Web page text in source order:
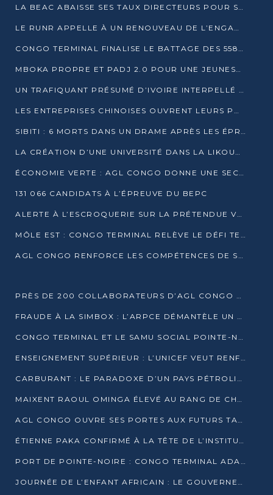
LA BEAC ABAISSE SES TAUX DIRECTEURS POUR SOUTENIR LA CROISSANCE EN ZONE CEMAC
LE RUNR APPELLE À UN RENOUVEAU DE L’ENGAGEMENT MILITANT
CONGO TERMINAL FINALISE LE BATTAGE DES 558 PIEUX DU FUTUR QUAI DU MÔLE EST
MBOKA PROPRE ET PADJ 2.0 POUR UNE JEUNESSE PLUS AUTONOME
UN TRAFIQUANT PRÉSUMÉ D’IVOIRE INTERPELLÉ À DOLISIE
LES ENTREPRISES CHINOISES OUVRENT LEURS PORTES AUX JEUNES DIPLÔMÉS
SIBITI : 6 MORTS DANS UN DRAME APRÈS LES ÉPREUVES DU BEPC
LA CRÉATION D’UNE UNIVERSITÉ DANS LA LIKOUALA AU CŒUR D’UNE RÉFLEXION NATIONALE
ÉCONOMIE VERTE : AGL CONGO DONNE UNE SECONDE VIE À SES DÉCHETS INDUSTRIELS
131 066 CANDIDATS À L’ÉPREUVE DU BEPC
ALERTE À L’ESCROQUERIE SUR LA PRÉTENDUE VENTE DE PARCELLES AFAT
MÔLE EST : CONGO TERMINAL RELÈVE LE DÉFI TECHNIQUE DES SABLES BITUMINEUX
AGL CONGO RENFORCE LES COMPÉTENCES DE SES ÉQUIPES AVEC LA CERTIFICATION CACES® R483
PRÈS DE 200 COLLABORATEURS D’AGL CONGO EN FORMATION JUSQU’EN JUILLET
FRAUDE À LA SIMBOX : L’ARPCE DÉMANTÈLE UN RÉSEAU UTILISANT DES CARTES SIM OUGANDAISES
CONGO TERMINAL ET LE SAMU SOCIAL POINTE-NOIRE RENOUVELLENT LEUR PARTENARIAT EN FAVEUR DES JEUNES VULNÉRABLES
ENSEIGNEMENT SUPÉRIEUR : L’UNICEF VEUT RENFORCER LA RECHERCHE SUR LES QUESTIONS DE L’ENFANCE
CARBURANT : LE PARADOXE D’UN PAYS PÉTROLIER CONFRONTÉ À DES PÉNURIES RÉCURRENTES
MAIXENT RAOUL OMINGA ÉLEVÉ AU RANG DE CHEVALIER DE L’ORDRE DE L’AMITIÉ ENTRE LA RUSSIE ET LE CONGO
AGL CONGO OUVRE SES PORTES AUX FUTURS TALENTS DE LA LOGISTIQUE
ÉTIENNE PAKA CONFIRMÉ À LA TÊTE DE L’INSTITUT GÉOGRAPHIQUE NATIONAL
PORT DE POINTE-NOIRE : CONGO TERMINAL ADAPTE SON DRAGAGE AUX SABLES BITUMINEUX
JOURNÉE DE L’ENFANT AFRICAIN : LE GOUVERNEMENT RÉAFFIRME SON ENGAGEMENT POUR L’ACCÈS À L’EAU ET À L’ASSAINISSEMENT